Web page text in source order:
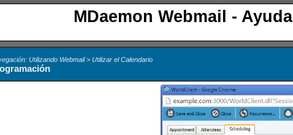
MDaemon Webmail - Ayuda
Utilizando Webmail > Utilizar el Calendario